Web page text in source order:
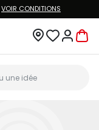
VOIR CONDITIONS